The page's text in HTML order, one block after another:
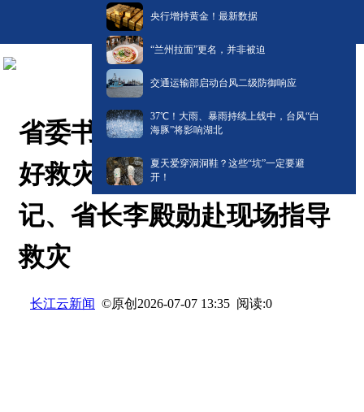
央行增持黄金！最新数据
“兰州拉面”更名，并非被迫
交通运输部启动台风二级防御响应
​37℃！大雨、暴雨持续上线中，台风“白
海豚”将影响湖北
夏天爱穿洞洞鞋？这些“坑”一定要避
开！
省委书记关志鸥要求全力做
好救灾各项工作 省委副书
记、省长李殿勋赴现场指导
救灾
长江云新闻 ©原创 2026-07-07 13:35 阅读:0